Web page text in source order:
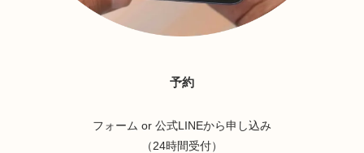
予約
フォーム or 公式LINEから申し込み
（24時間受付）